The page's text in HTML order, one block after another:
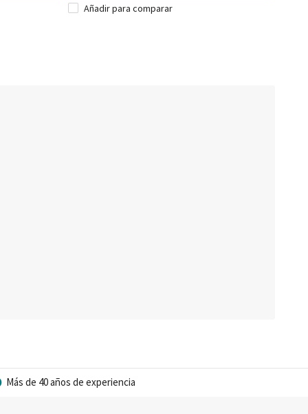
Añadir para comparar
Más de 40 años de experiencia